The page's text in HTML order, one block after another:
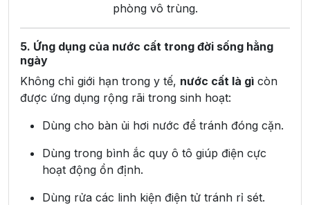
phòng vô trùng.
5. Ứng dụng của nước cất trong đời sống hằng
ngày
Không chỉ giới hạn trong y tế, nước cất là gì còn
được ứng dụng rộng rãi trong sinh hoạt:
Dùng cho bàn ủi hơi nước để tránh đóng cặn.
Dùng trong bình ắc quy ô tô giúp điện cực
hoạt động ổn định.
Dùng rửa các linh kiện điện tử tránh rỉ sét.